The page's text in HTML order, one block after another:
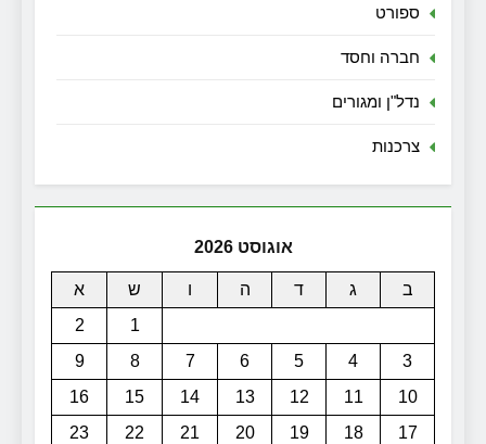
ספורט
חברה וחסד
נדל"ן ומגורים
צרכנות
אוגוסט 2026
ב ג ד ה ו ש
א
1
2
3
4
5
6
7
8
9
10
11
12
13
14
15
16
17
18
19
20
21
22
23